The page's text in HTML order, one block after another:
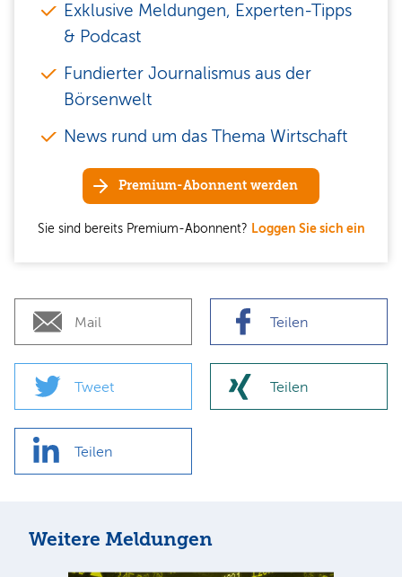
Exklusive Meldungen, Experten-Tipps
& Podcast
Fundierter Journalismus aus der
Börsenwelt
News rund um das Thema Wirtschaft
Premium-Abonnent werden
Sie sind bereits Premium-Abonnent? Loggen Sie sich ein
Mail Teilen
Tweet Teilen
Teilen
Weitere Meldungen